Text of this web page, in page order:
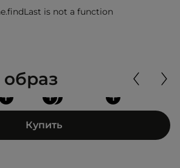
is not a function
+
+
+ +
Купить